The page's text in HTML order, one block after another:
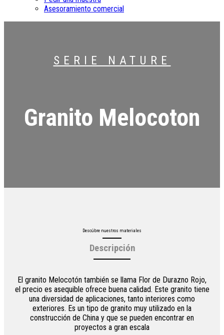
Asesoramiento comercial
SERIE NATURE
Granito Melocoton
Descúbre nuestros materiales
Descripción
El granito Melocotón también se llama Flor de Durazno Rojo,
el precio es asequible ofrece buena calidad. Este granito tiene
una diversidad de aplicaciones, tanto interiores como
exteriores. Es un tipo de granito muy utilizado en la
construcción de China y que se pueden encontrar en
proyectos a gran escala